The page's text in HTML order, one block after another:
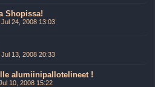
Shopissa!
24, 2008 13:03
Jul 13, 2008 20:33
alumiinipallotelineet !
10, 2008 15:22